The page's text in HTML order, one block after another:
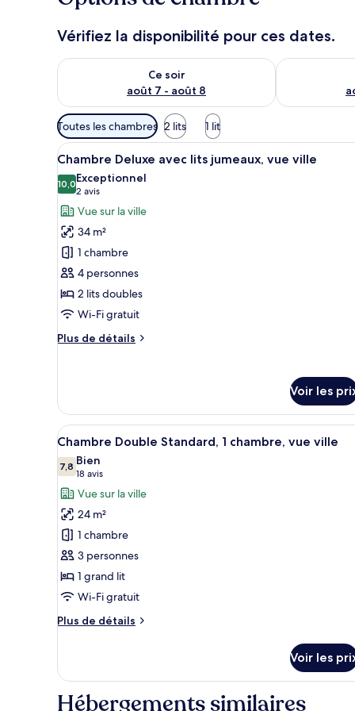
Vérifiez la disponibilité pour ces dates.
Ce soir
août 7 - août 8
Vérifier la disponibilité pour ce soir août 7 - août 8
Vérifier la
Filtres
disponibles
pour
les
chambres
Toutes les chambres 2 lits 1 lit
Afficher
toutes
les
photos
pour
ce
type
de
chambre :
Chambre
Deluxe
vue
ville
Une chambre d’hôtel avec
6
Chambre Deluxe avec lits jumeaux, vue ville
10,010,0 sur 10
Exceptionnel
2 avis
(2 avis)
Vue sur la ville
34 m²
1 chambre
4 personnes
2 lits doubles
Wi-Fi gratuit
Plus de détails
Plus
type
de
chambre
Deluxe
avec
lits
jumeaux,
vue
ville
Voir les
Afficher
toutes
les
photos
pour
ce
type
de
chambre :
Chambre
Double
chambre,
ville
Une chambre d’hôtel
4
Chambre Double Standard, 1 chambre, vue ville
7,87,8 sur 10
Bien
18 avis
(18 avis)
Vue sur la ville
24 m²
1 chambre
3 personnes
1 grand lit
Wi-Fi gratuit
Plus de détails
Plus
le
type
de
Voir les
Hébergements similaires